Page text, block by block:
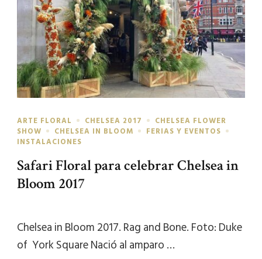
ARTE FLORAL CHELSEA 2017
CHELSEA FLOWER
SHOW
CHELSEA IN BLOOM
FERIAS Y EVENTOS
INSTALACIONES
Safari Floral para celebrar Chelsea in
Bloom 2017
Chelsea in Bloom 2017. Rag and Bone. Foto: Duke
of York Square Nació al amparo …